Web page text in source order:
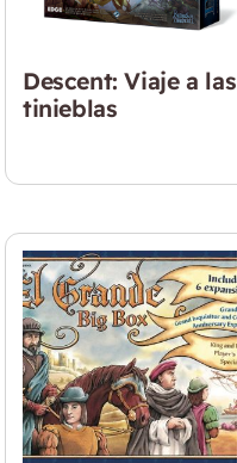
Descent: Viaje a las
tinieblas